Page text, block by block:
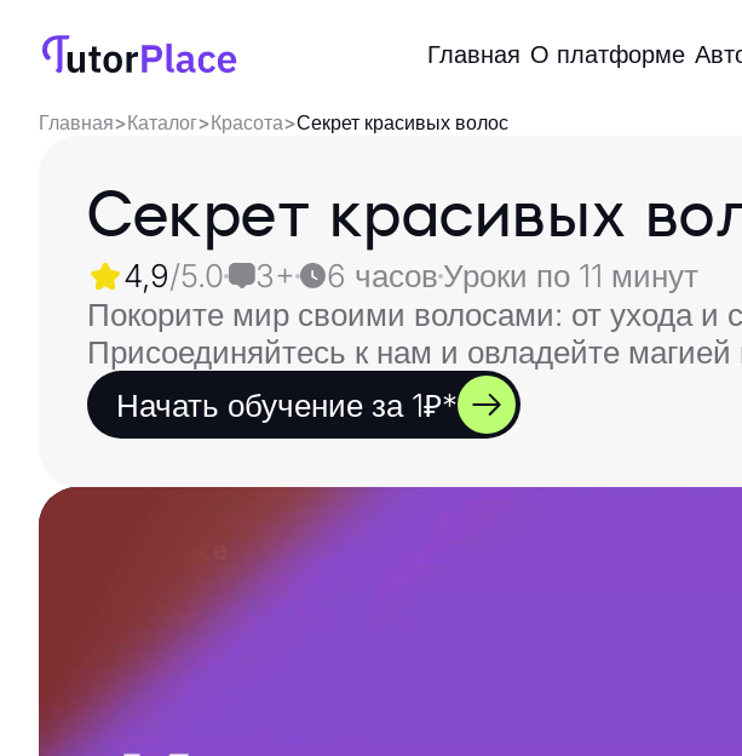
Главная О платформе
Главная>Каталог>Красота>Секрет красивых волос
Секрет красивых
4,9/5.0 3+ 6 часовУроки по 11 минут
Покорите мир своими волосами: от ухода и
Присоединяйтесь к нам и овладейте магией
Начать обучение за 1₽*